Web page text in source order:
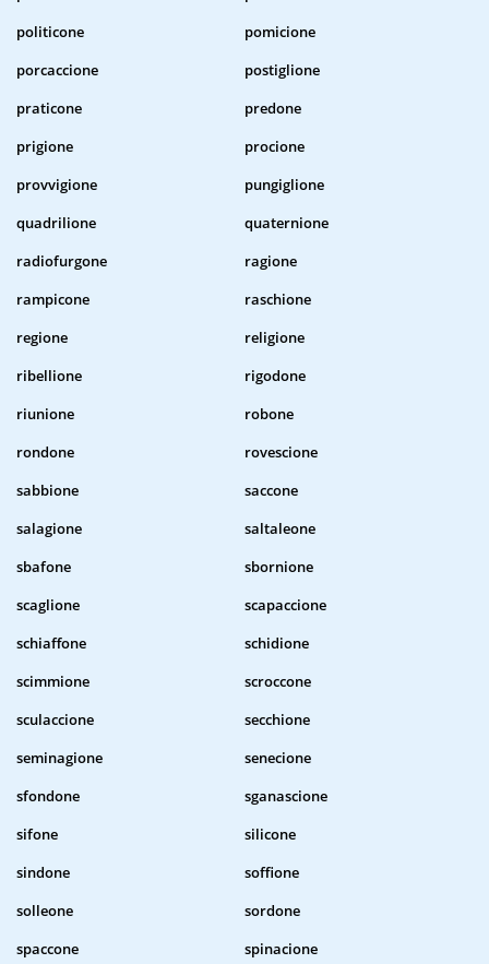
politicone
pomicione
porcaccione
postiglione
praticone
predone
prigione
procione
provvigione
pungiglione
quadrilione
quaternione
radiofurgone
ragione
rampicone
raschione
regione
religione
ribellione
rigodone
riunione
robone
rondone
rovescione
sabbione
saccone
salagione
saltaleone
sbafone
sbornione
scaglione
scapaccione
schiaffone
schidione
scimmione
scroccone
sculaccione
secchione
seminagione
senecione
sfondone
sganascione
sifone
silicone
sindone
soffione
solleone
sordone
spaccone
spinacione